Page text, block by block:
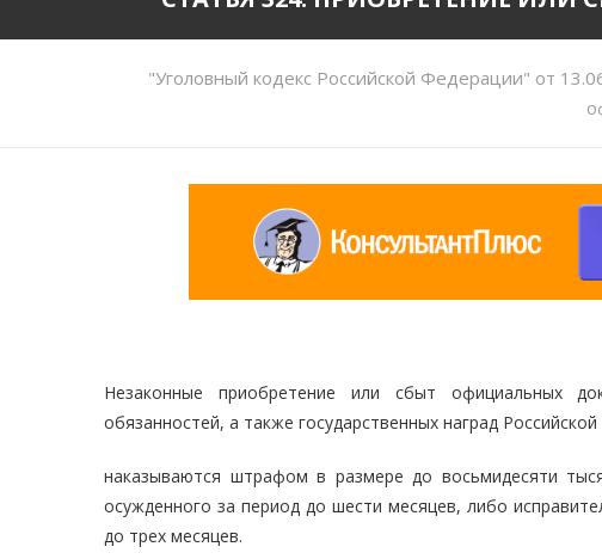
"Уголовный кодекс Российской Федерации" от
Незаконные приобретение или сбыт официальных
обязанностей, а также государственных наград
наказываются штрафом в размере до восьмидесяти
осужденного за период до шести месяцев, либо
до трех месяцев.